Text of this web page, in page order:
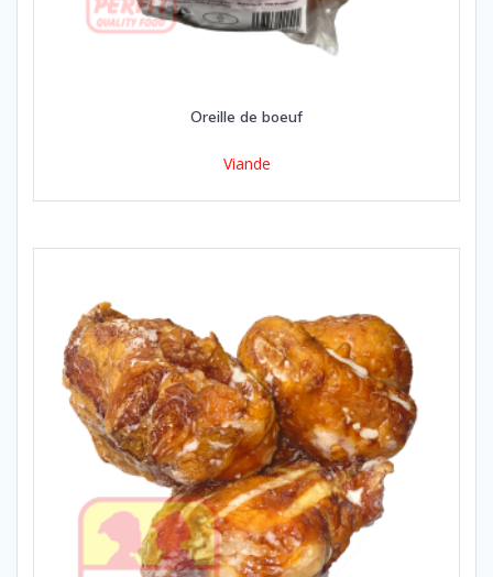
Oreille de boeuf
Viande